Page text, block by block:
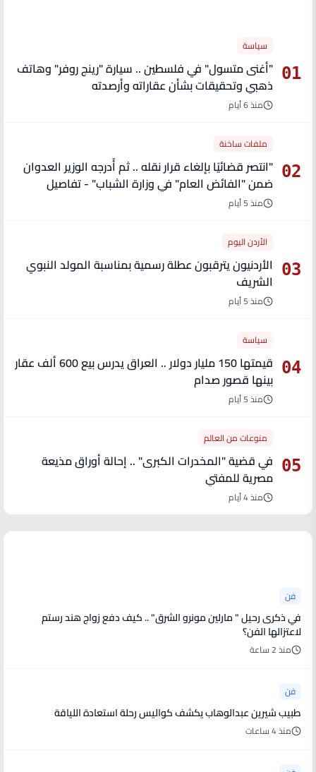
01
سياسة
"أغنى متسول" في فلسطين .. سيارة "رينج روفر" وهاتف
ذهبي وتحقيقات بشأن عقاراته وأرصدته
منذ 6 أيام
02
ملفات ساخنة
"انتصر قضائيًا بإلغاء قرار نقله .. ثم أُدرجه الوزير العدوان
ضمن "الفائض العام" في وزارة الشباب" - تفاصيل
منذ 5 أيام
03
الأردن اليوم
الأردنيون يترقبون عطلة رسمية بمناسبة المولد النبوي
الشريف
منذ 5 أيام
04
سياسة
قيمتها 150 مليار دولار .. العراق يدرس بيع 600 ألف عقار
بينها قصور صدام
منذ 5 أيام
05
منوعات من العالم
في قضية "المخدرات الكبرى" .. إحالة أوراق مذيعة
مصرية للمفتي
منذ 4 أيام
فن
في ذكرى رحيل " مارلين مونرو الشرق" .. كيف دفع زواج هند رستم
لاعتزالها الفن؟
منذ 2 ساعة
فن
طبيب شيرين عبدالوهاب يكشف كواليس رحلة استعادة اللياقة
منذ 4 ساعات